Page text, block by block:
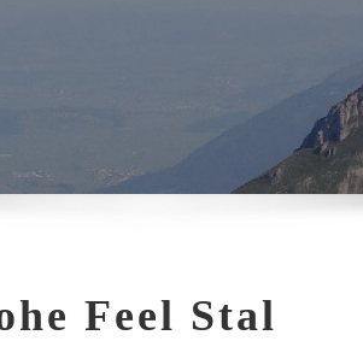
Feel Stal